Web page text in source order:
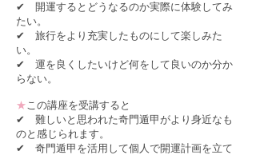
✔ 開運するとどうなるのか実際に体験してみ
たい。
✔ 旅行をより充実したものにして楽しみた
い。
✔ 運を良くしたいけど何をして良いのか分か
らない。
★この講座を受講すると
✔ 難しいと思われた奇門遁甲がより身近なも
のと感じられます。
✔ 奇門遁甲を活用して個人で開運計画を立て